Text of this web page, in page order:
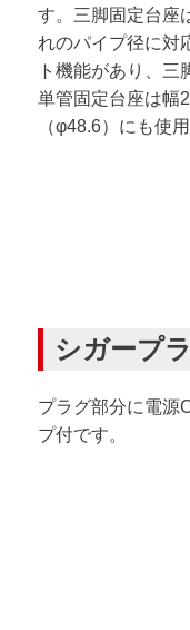
す。三脚固定台座
れのパイプ径に対
ト機能があり、
単管固定台座は幅
（φ48.6）にも使
シガープ
プラグ部分に電源
プ付です。